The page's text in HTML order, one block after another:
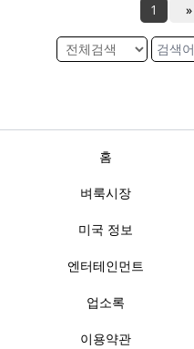
1 »
홈
벼룩시장
미국 정보
엔터테인먼트
업소록
이용약관